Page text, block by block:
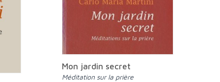
Mon jardin secret
Méditation sur la prière